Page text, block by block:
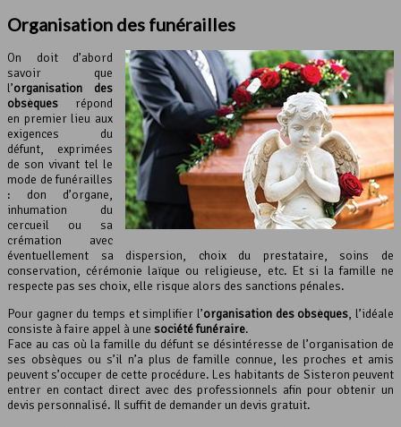
Organisation des funérailles
On doit d’abord
savoir que
l’organisation des
obsèques répond
en premier lieu aux
exigences du
défunt, exprimées
de son vivant tel le
mode de funérailles
: don d’organe,
inhumation du
cercueil ou sa
crémation avec
éventuellement sa dispersion, choix du prestataire, soins de
conservation, cérémonie laïque ou religieuse, etc. Et si la famille ne
respecte pas ses choix, elle risque alors des sanctions pénales.
Pour gagner du temps et simplifier l’organisation des obsèques, l’idéale
consiste à faire appel à une société funéraire.
Face au cas où la famille du défunt se désintéresse de l’organisation de
ses obsèques ou s’il n’a plus de famille connue, les proches et amis
peuvent s’occuper de cette procédure. Les habitants de Sisteron peuvent
entrer en contact direct avec des professionnels afin pour obtenir un
devis personnalisé. Il suffit de demander un devis gratuit.